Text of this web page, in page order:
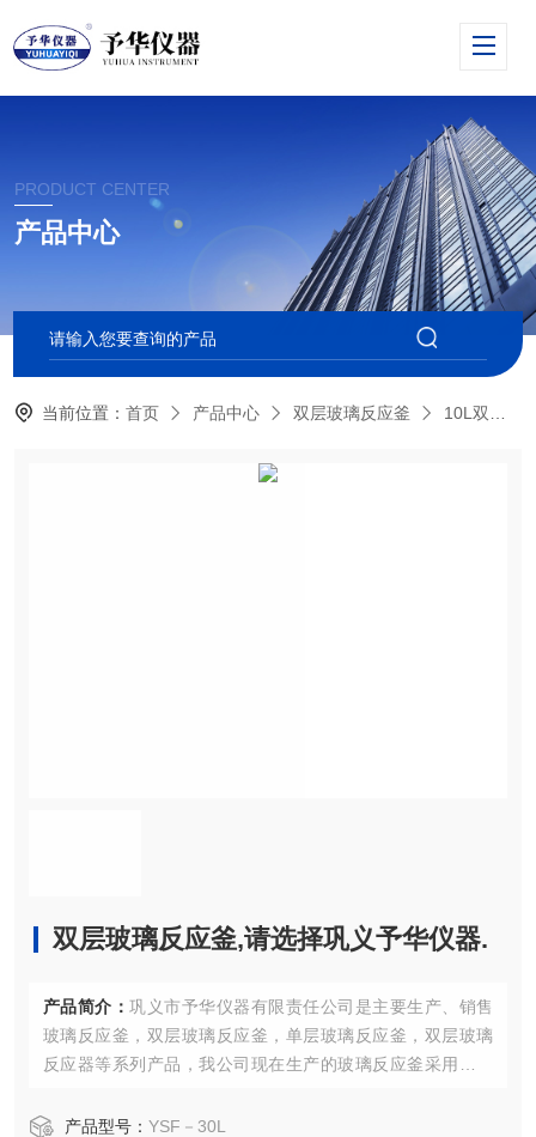
PRODUCT CENTER
产品中心
当前位置：首页 产品中心 双层玻璃反应釜 10L双层玻璃反应釜
双层玻璃反应釜,请选择巩义予华仪器.
产品简介： 巩义市予华仪器有限责任公司是主要生产、销售
玻璃反应釜，双层玻璃反应釜，单层玻璃反应釜，双层玻璃
反应器等系列产品，我公司现在生产的玻璃反应釜采用先进
度可以达到300℃)；双层玻璃反应釜也可以做低温反应(Z低
产品型号： YSF－30L